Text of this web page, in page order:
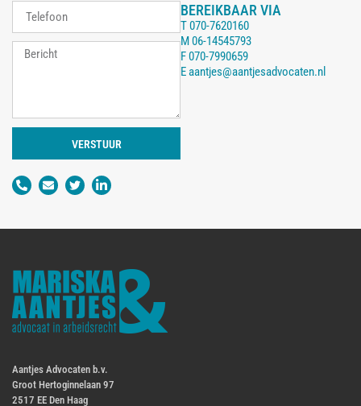
VERSTUUR
BEREIKBAAR VIA
T070-7620160
M06-14545793
F070-7990659
Eaantjes@aantjesadvocaten.nl
Aantjes Advocaten b.v.
Groot Hertoginnelaan 97
2517 EE Den Haag